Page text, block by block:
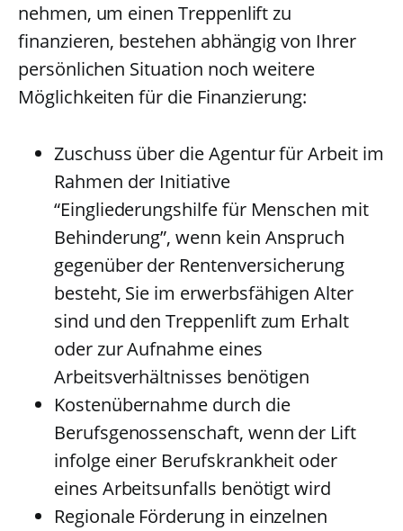
nehmen, um einen Treppenlift zu
finanzieren, bestehen abhängig von Ihrer
persönlichen Situation noch weitere
Möglichkeiten für die Finanzierung:
Zuschuss über die Agentur für Arbeit im
Rahmen der Initiative
“Eingliederungshilfe für Menschen mit
Behinderung”, wenn kein Anspruch
gegenüber der Rentenversicherung
besteht, Sie im erwerbsfähigen Alter
sind und den Treppenlift zum Erhalt
oder zur Aufnahme eines
Arbeitsverhältnisses benötigen
Kostenübernahme durch die
Berufsgenossenschaft, wenn der Lift
infolge einer Berufskrankheit oder
eines Arbeitsunfalls benötigt wird
Regionale Förderung in einzelnen